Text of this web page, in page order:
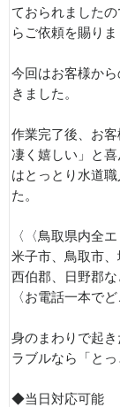
ておられました
らご依頼を賜りま
今回はお客様か
きました。
作業完了後、お
凄く嬉しい」と
はとっとり水道
た。
〈〈鳥取県内全
米子市、鳥取市、
西伯郡、日野郡な
〈お電話一本で
身のまわりで起
ラブルなら「と
◆当日対応可能